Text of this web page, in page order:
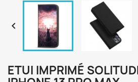

ETUI IMPRIMÉ